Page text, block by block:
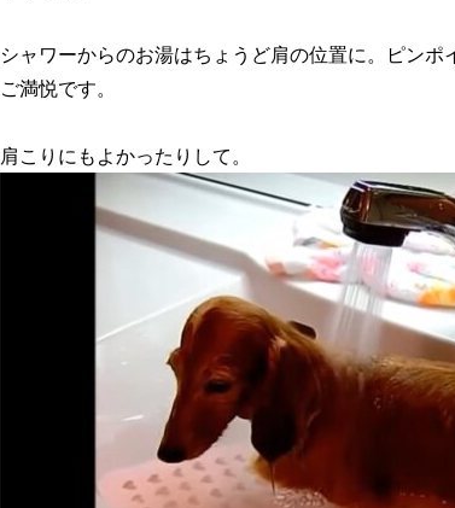
シャワーからのお湯はちょうど肩の位置に。ピンポ
ご満悦です。
肩こりにもよかったりして。